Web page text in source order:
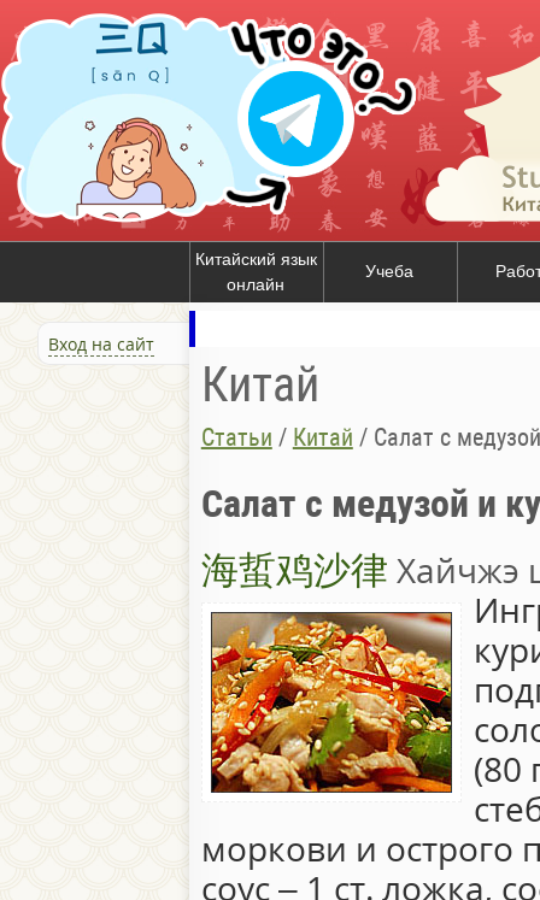
Китайский язык
онлайн
Учеба
Вход на сайт
Китай
Статьи / Китай / Салат с
Салат с медузой и
海蜇鸡沙律 Хайчжэ
(80
моркови и острого
соус – 1 ст. ложка,